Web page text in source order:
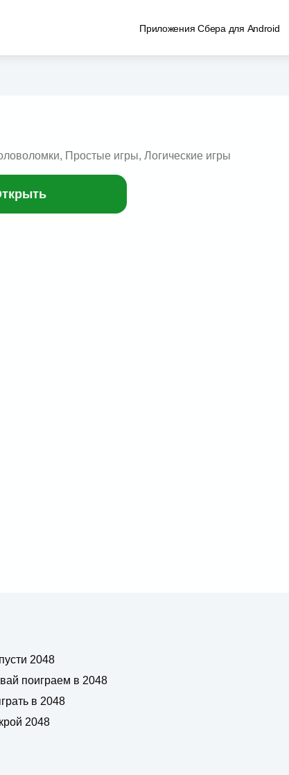
Приложения Сбера для Android
Простые игры, Логические игры
2048
поиграем в 2048
в 2048
2048